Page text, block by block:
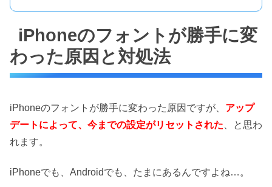
iPhoneのフォントが勝手に変
わった原因と対処法
iPhoneのフォントが勝手に変わった原因ですが、 アップ
デートによって、今までの設定がリセットされた 、と思わ
れます。
iPhoneでも、Androidでも、たまにあるんですよね…。